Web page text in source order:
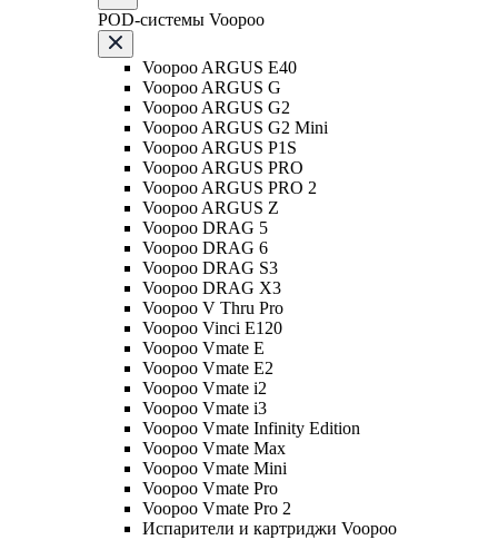
POD-системы Voopoo
Voopoo ARGUS E40
Voopoo ARGUS G
Voopoo ARGUS G2
Voopoo ARGUS G2 Mini
Voopoo ARGUS P1S
Voopoo ARGUS PRO
Voopoo ARGUS PRO 2
Voopoo ARGUS Z
Voopoo DRAG 5
Voopoo DRAG 6
Voopoo DRAG S3
Voopoo DRAG X3
Voopoo V Thru Pro
Voopoo Vinci E120
Voopoo Vmate E
Voopoo Vmate E2
Voopoo Vmate i2
Voopoo Vmate i3
Voopoo Vmate Infinity Edition
Voopoo Vmate Max
Voopoo Vmate Mini
Voopoo Vmate Pro
Voopoo Vmate Pro 2
Испарители и картриджи Voopoo